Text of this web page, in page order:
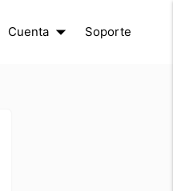
Cuenta arrow_drop_down Soporte